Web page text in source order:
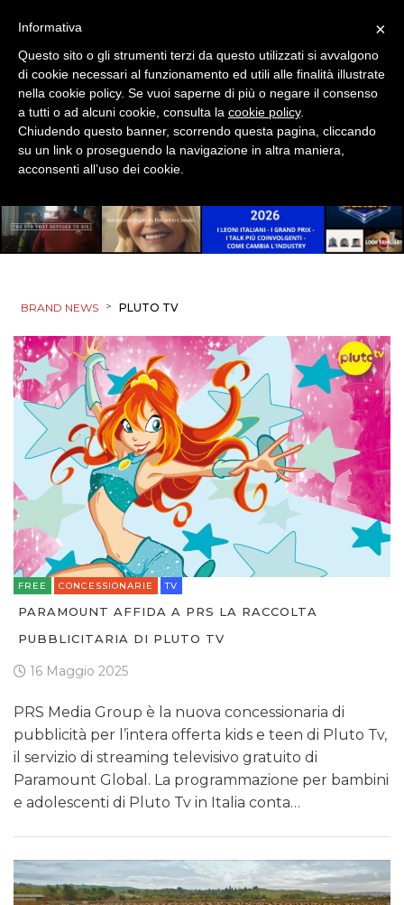
NORMATIVE
TREND
CASE HISTORY
OPINIONI
BRAND NEWS > PLUTO TV
FREE CONCESSIONARIE TV
PARAMOUNT AFFIDA A PRS LA RACCOLTA
PUBBLICITARIA DI PLUTO TV
16 Maggio 2025
PRS Media Group è la nuova concessionaria di
pubblicità per l’intera offerta kids e teen di Pluto Tv,
il servizio di streaming televisivo gratuito di
Paramount Global. La programmazione per bambini
e adolescenti di Pluto Tv in Italia conta…
×
Informativa
Questo sito o gli strumenti terzi da questo utilizzati si avvalgono
di cookie necessari al funzionamento ed utili alle finalità illustrate
nella cookie policy. Se vuoi saperne di più o negare il consenso
a tutti o ad alcuni cookie, consulta la cookie policy.
Chiudendo questo banner, scorrendo questa pagina, cliccando
su un link o proseguendo la navigazione in altra maniera,
acconsenti all’uso dei cookie.